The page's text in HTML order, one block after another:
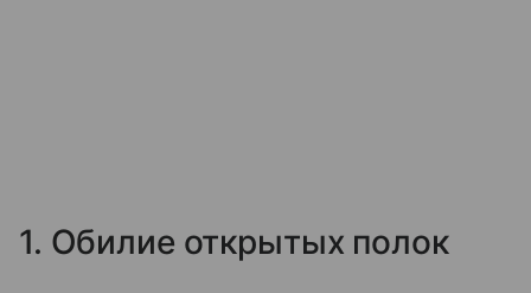
1. Обилие открытых полок